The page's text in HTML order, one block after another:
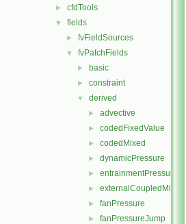
► cfdTools
▼ fields
► fvFieldSources
▼ fvPatchFields
► basic
► constraint
▼ derived
► advective
► codedFixedValue
► codedMixed
► dynamicPressure
► entrainmentPressure
► externalCoupledMixed
► fanPressure
► fanPressureJump